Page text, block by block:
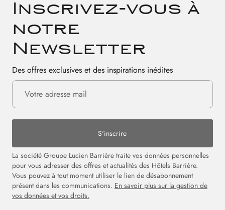
Inscrivez-vous à
notre
Newsletter
Des offres exclusives et des inspirations inédites
S'inscrire
La société Groupe Lucien Barrière traite vos données personnelles
pour vous adresser des offres et actualités des Hôtels Barrière.
Vous pouvez à tout moment utiliser le lien de désabonnement
présent dans les communications. En savoir plus sur la gestion de
vos données et vos droits.